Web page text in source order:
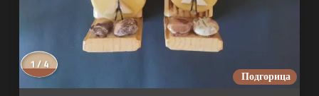
Подгорица
1 / 4